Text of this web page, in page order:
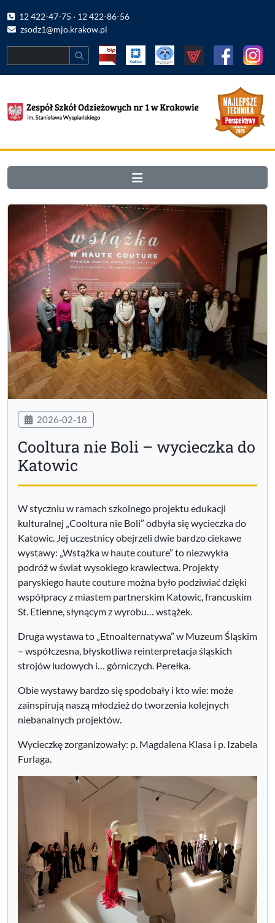
12 422-47-75 · 12 422-86-56
zsodz1@mjo.krakow.pl
2026-02-18
Cooltura nie Boli – wycieczka do
Katowic
W styczniu w ramach szkolnego projektu edukacji
kulturalnej „Cooltura nie Boli” odbyła się wycieczka do
Katowic. Jej uczestnicy obejrzeli dwie bardzo ciekawe
wystawy: „Wstążka w haute couture” to niezwykła
podróż w świat wysokiego krawiectwa. Projekty
paryskiego haute couture można było podziwiać dzięki
współpracy z miastem partnerskim Katowic, francuskim
St. Etienne, słynącym z wyrobu… wstążek.
Druga wystawa to „Etnoalternatywa” w Muzeum Śląskim
– współczesna, błyskotliwa reinterpretacja śląskich
strojów ludowych i… górniczych. Perełka.
Obie wystawy bardzo się spodobały i kto wie: może
zainspirują naszą młodzież do tworzenia kolejnych
niebanalnych projektów.
Wycieczkę zorganizowały: p. Magdalena Klasa i p. Izabela
Furlaga.